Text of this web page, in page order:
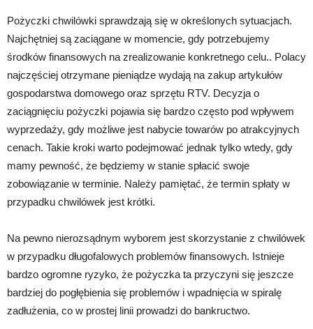
Pożyczki chwilówki sprawdzają się w określonych sytuacjach.
Najchętniej są zaciągane w momencie, gdy potrzebujemy
środków finansowych na zrealizowanie konkretnego celu.. Polacy
najczęściej otrzymane pieniądze wydają na zakup artykułów
gospodarstwa domowego oraz sprzętu RTV. Decyzja o
zaciągnięciu pożyczki pojawia się bardzo często pod wpływem
wyprzedaży, gdy możliwe jest nabycie towarów po atrakcyjnych
cenach. Takie kroki warto podejmować jednak tylko wtedy, gdy
mamy pewność, że będziemy w stanie spłacić swoje
zobowiązanie w terminie. Należy pamiętać, że termin spłaty w
przypadku chwilówek jest krótki.
Na pewno nierozsądnym wyborem jest skorzystanie z chwilówek
w przypadku długofalowych problemów finansowych. Istnieje
bardzo ogromne ryzyko, że pożyczka ta przyczyni się jeszcze
bardziej do pogłębienia się problemów i wpadnięcia w spiralę
zadłużenia, co w prostej linii prowadzi do bankructwo.